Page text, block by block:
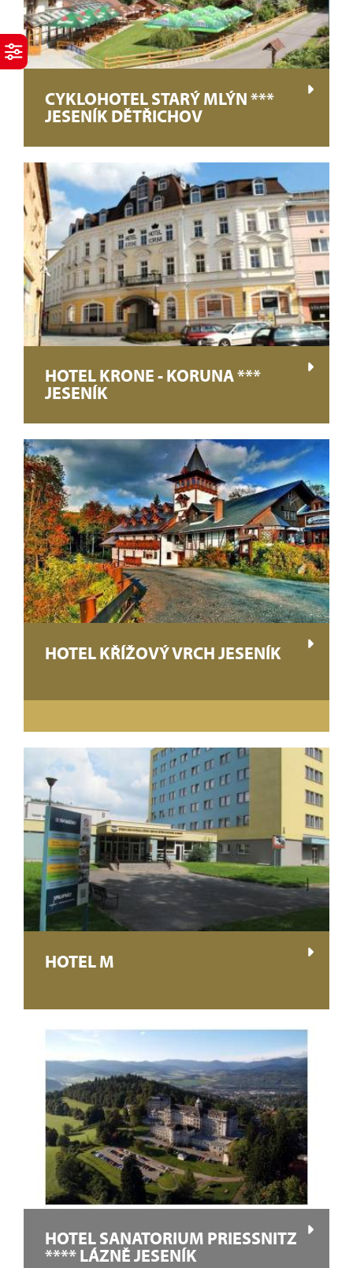
CYKLOHOTEL STARÝ MLÝN ***
JESENÍK DĚTŘICHOV
HOTEL KRONE - KORUNA ***
JESENÍK
HOTEL KŘÍŽOVÝ VRCH JESENÍK
HOTEL M
HOTEL SANATORIUM PRIESSNITZ
**** LÁZNĚ JESENÍK